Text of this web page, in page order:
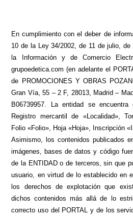
En cumplimiento con el deber de
10 de la Ley 34/2002, de 11 de julio,
la Información y de Comercio
grupoedetica.com (en adelante el
de PROMOCIONES Y OBRAS
Gran Vía, 55 – 2 F, 28013, Madrid –
B06739957. La entidad se
Registro mercantil de «Localidad»,
Folio «Folio», Hoja «Hoja», Inscripción
Asimismo, los contenidos publicados
imágenes, bases de datos y código
de la ENTIDAD o de terceros, sin que
usuario, en virtud de lo establecido en
los derechos de explotación que
dichos contenidos más allá de lo
correcto uso del PORTAL y de los